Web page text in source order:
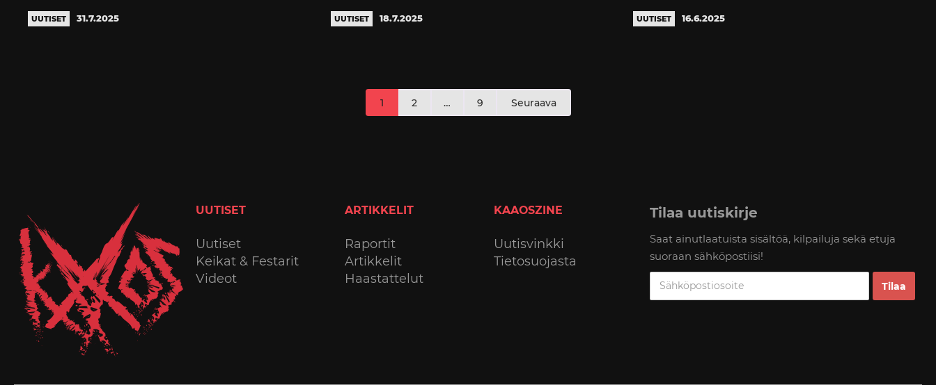
UUTISET 31.7.2025 UUTISET 18.7.2025 UUTISET 16.6.2025
sivutus
1 2 … 9 Seuraava
UUTISET
Uutiset
Keikat & Festarit
Videot
ARTIKKELIT
Raportit
Artikkelit
Haastattelut
KAAOSZINE
Uutisvinkki
Tietosuojasta
Tilaa uutiskirje
Saat ainutlaatuista sisältöä, kilpailuja sekä etuja
suoraan sähköpostiisi!